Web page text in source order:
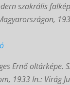
szakrális
Ernő oltárképe.
1933 In.: Virág